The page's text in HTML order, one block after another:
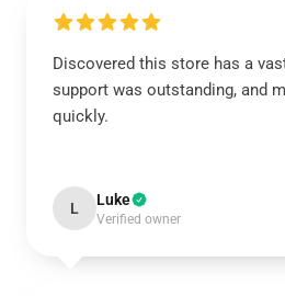
Discovered this store has a
support was outstanding, and
quickly.
L Luke
Verified owner